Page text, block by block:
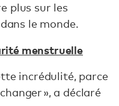
plus sur les
le monde.
menstruelle
incrédulité, parce
», a déclaré